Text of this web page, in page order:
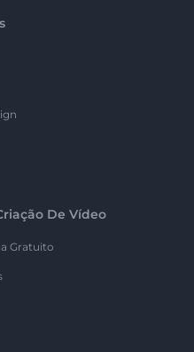
De Vídeo
Gratuito